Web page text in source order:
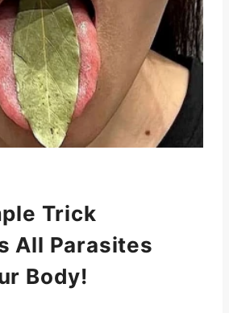
Trick
All Parasites
Body!